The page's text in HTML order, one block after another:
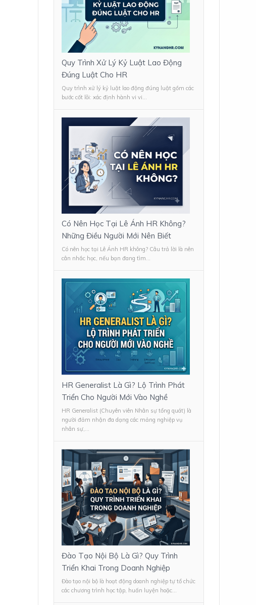
Quy Trình Xử Lý Kỷ Luật Lao Động
Đúng Luật Cho HR
Quy trình xử lý kỷ luật lao động đúng luật gồm các
bước cốt lõi: xác định hành vi vi...
Có Nên Học Tại Lê Ánh HR Không?
Những Điều Người Mới Nên Biết
Có nên học tại Lê Ánh HR không? Câu trả lời là nên
cân nhắc học, nếu bạn đang tìm...
HR Generalist Là Gì? Lộ Trình Phát
Triển Cho Người Mới Vào Nghề
HR Generalist (Chuyên viên Nhân sự tổng quát) là
người đảm nhận đa dạng các mảng nghiệp vụ
nhân sự,...
Đào Tạo Nội Bộ Là Gì? Quy Trình
Triển Khai Trong Doanh Nghiệp
Đào tạo nội bộ là hoạt động doanh nghiệp tự tổ chức
các chương trình học tập, huấn luyện hoặc...